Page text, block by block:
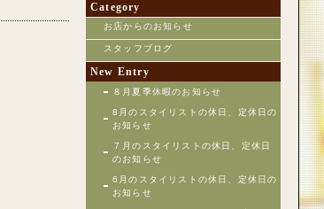
Category
お店からのお知らせ
スタッフブログ
New Entry
８月夏季休暇のお知らせ
8月のスタイリストの休日、定休日の
お知らせ
７月のスタイリストの休日、定休日
のお知らせ
6月のスタイリストの休日、定休日の
お知らせ